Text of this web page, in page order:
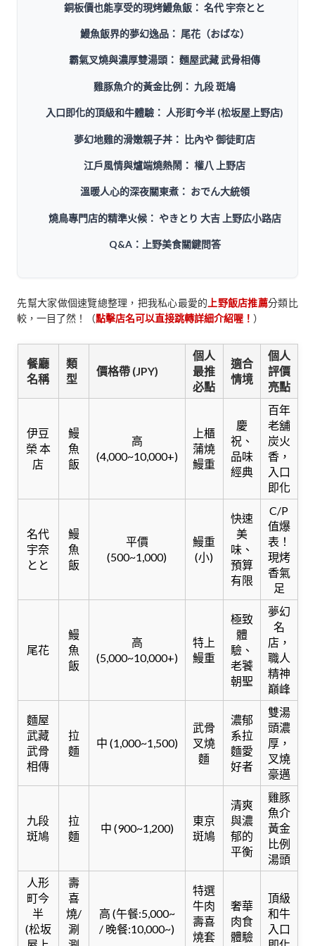
銅板價也能享受的現烤鰻魚飯： 名代 宇奈とと
鰻魚飯界的夢幻逸品： 尾花（おばな）
霸氣叉燒與濃厚雙湯頭： 麵屋武藏 武骨相傳
雞豚魚介的黃金比例： 九段 斑鳩
入口即化的頂級和牛體驗： 人形町今半 (松坂屋上野店)
夢幻地雞的滑嫩親子丼： 比內や 御徒町店
江戶風情與爐端燒熱鬧： 權八 上野店
溫暖人心的深夜關東煮： おでん大統領
燒鳥專門店的精準火候： やきとり 大吉 上野広小路店
Q&A：上野美食關鍵問答
先幫大家做個速覽總整理，把我私心最愛的 上野飯店推薦分類比
較，一目了然！（點擊店名可以直接跳轉詳細介紹喔！ ）
餐廳
名稱
類
型
價格帶 (JPY)
個人
最推
必點
適合
情境
個人
評價
亮點
伊豆
榮 本
店
鰻
魚
飯
高
(4,000~10,000+)
上櫃
蒲燒
鰻重
慶
祝、
品味
經典
百年
老舖
炭火
香，
入口
即化
名代
宇奈
とと
鰻
魚
飯
平價
(500~1,000)
鰻重
(小)
快速
美
味、
預算
有限
C/P
值爆
表！
現烤
香氣
足
尾花
鰻
魚
飯
高
(5,000~10,000+)
特上
鰻重
極致
體
驗、
老饕
朝聖
夢幻
名
店，
職人
精神
巔峰
麵屋
武藏
武骨
相傳
拉
麵
中 (1,000~1,500)
武骨
叉燒
麵
濃郁
系拉
麵愛
好者
雙湯
頭濃
厚，
叉燒
豪邁
九段
斑鳩
拉
麵
中 (900~1,200)
東京
斑鳩
清爽
與濃
郁的
平衡
雞豚
魚介
黃金
比例
湯頭
人形
町今
半
(松坂
壽
喜
燒/
涮
高 (午餐:5,000~
/ 晚餐:10,000~)
特選
牛肉
壽喜
燒套
奢華
肉食
體驗
頂級
和牛
入口